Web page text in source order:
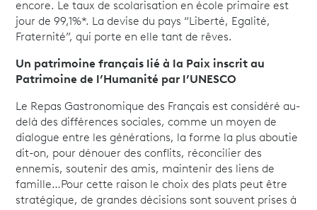
encore. Le taux de scolarisation en école primaire est
jour de 99,1%*. La devise du pays “Liberté, Egalité,
Fraternité”, qui porte en elle tant de rêves.
Un patrimoine français lié à la Paix inscrit au
Patrimoine de l’Humanité par l’UNESCO
Le Repas Gastronomique des Français est considéré au-
delà des différences sociales, comme un moyen de
dialogue entre les générations, la forme la plus aboutie
dit-on, pour dénouer des conflits, réconcilier des
ennemis, soutenir des amis, maintenir des liens de
famille…Pour cette raison le choix des plats peut être
stratégique, de grandes décisions sont souvent prises à